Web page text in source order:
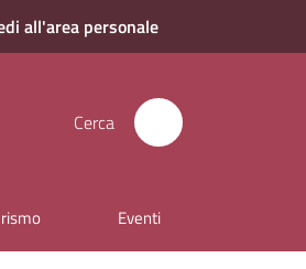
all'area personale
Cerca
Eventi